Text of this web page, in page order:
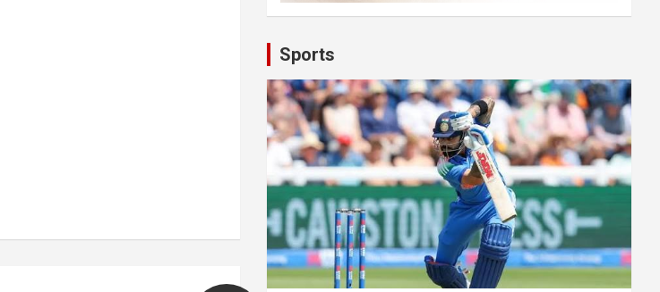
Sports